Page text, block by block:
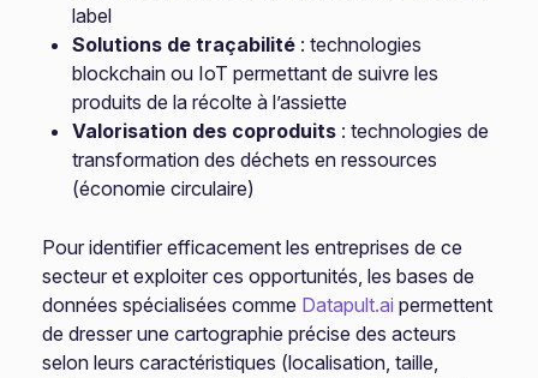
label
Solutions de traçabilité : technologies
blockchain ou IoT permettant de suivre les
produits de la récolte à l’assiette
Valorisation des coproduits : technologies de
transformation des déchets en ressources
(économie circulaire)
Pour identifier efficacement les entreprises de ce
secteur et exploiter ces opportunités, les bases de
données spécialisées comme Datapult.ai permettent
de dresser une cartographie précise des acteurs
selon leurs caractéristiques (localisation, taille,